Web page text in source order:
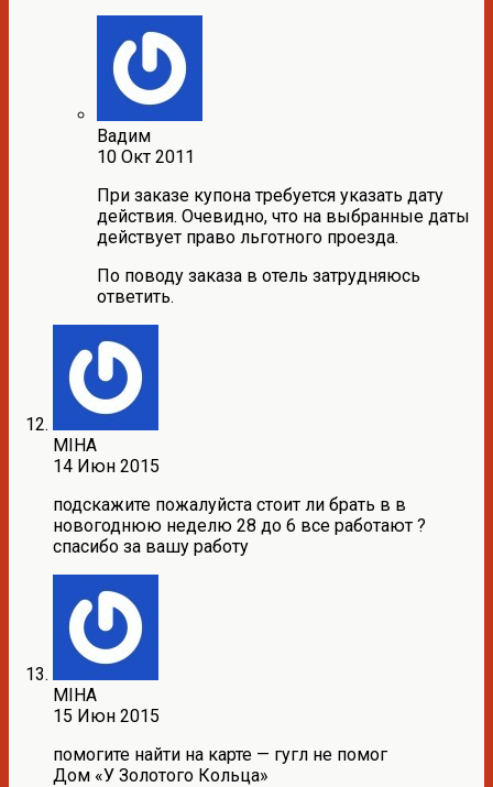
Вадим
10 Окт 2011
При заказе купона требуется указать дату
действия. Очевидно, что на выбранные даты
действует право льготного проезда.
По поводу заказа в отель затрудняюсь
ответить.
MIHA
14 Июн 2015
подскажите пожалуйста стоит ли брать в в
новогоднюю неделю 28 до 6 все работают ?
спасибо за вашу работу
MIHA
15 Июн 2015
помогите найти на карте — гугл не помог
Дом «У Золотого Кольца»